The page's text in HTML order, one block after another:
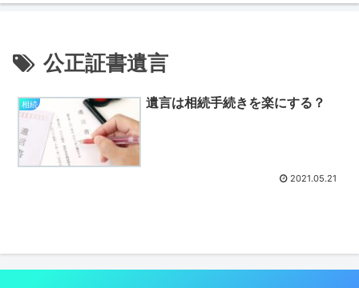
公正証書遺言
相続 遺言は相続手続きを楽にする？
2021.05.21